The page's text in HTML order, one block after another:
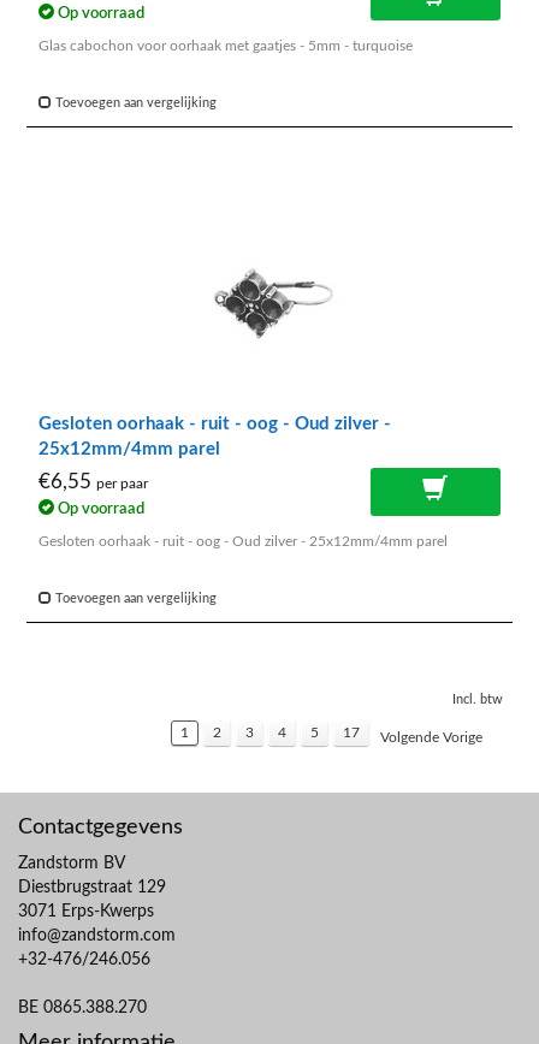
Op voorraad
Glas cabochon voor oorhaak met gaatjes - 5mm - turquoise
Toevoegen aan vergelijking
Gesloten oorhaak - ruit - oog - Oud zilver -
25x12mm/4mm parel
€6,55 per paar
Op voorraad
Gesloten oorhaak - ruit - oog - Oud zilver - 25x12mm/4mm parel
Toevoegen aan vergelijking
Incl. btw
1 2 3 4 5 17 Volgende Vorige
Contactgegevens
Zandstorm BV
Diestbrugstraat 129
3071 Erps-Kwerps
info@zandstorm.com
+32-476/246.056
BE 0865.388.270